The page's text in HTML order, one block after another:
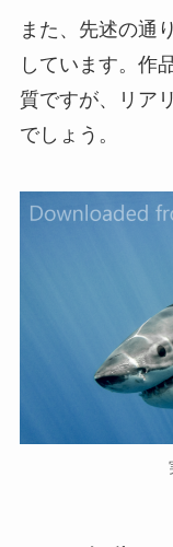
また、先述の通
しています。作
質ですが、リア
でしょう。